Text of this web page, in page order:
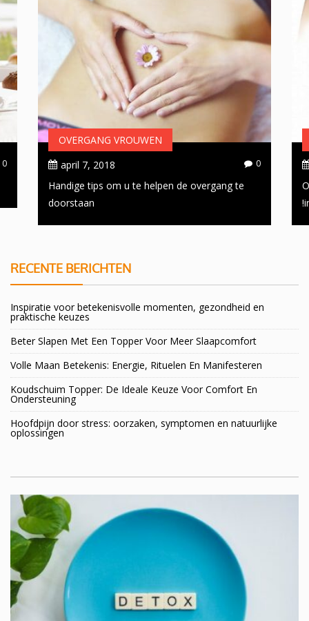
OVERGANG VROUWEN
april 7, 2018
0
Handige tips om u te helpen de overgang te
doorstaan
0
RECENTE BERICHTEN
Inspiratie voor betekenisvolle momenten, gezondheid en
praktische keuzes
Beter Slapen Met Een Topper Voor Meer Slaapcomfort
Volle Maan Betekenis: Energie, Rituelen En Manifesteren
Koudschuim Topper: De Ideale Keuze Voor Comfort En
Ondersteuning
Hoofdpijn door stress: oorzaken, symptomen en natuurlijke
oplossingen